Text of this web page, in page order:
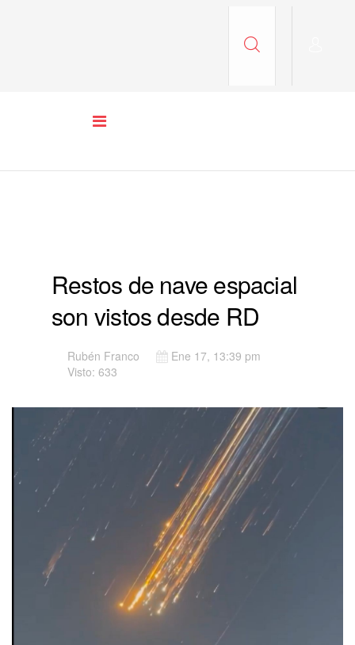
Restos de nave espacial
son vistos desde RD
Rubén Franco
Ene 17, 13:39 pm
Visto: 633